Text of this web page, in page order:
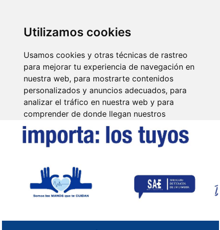
Utilizamos cookies
Usamos cookies y otras técnicas de rastreo
para mejorar tu experiencia de navegación en
nuestra web, para mostrarte contenidos
personalizados y anuncios adecuados, para
analizar el tráfico en nuestra web y para
comprender de donde llegan nuestros
visitantes.
Configurar